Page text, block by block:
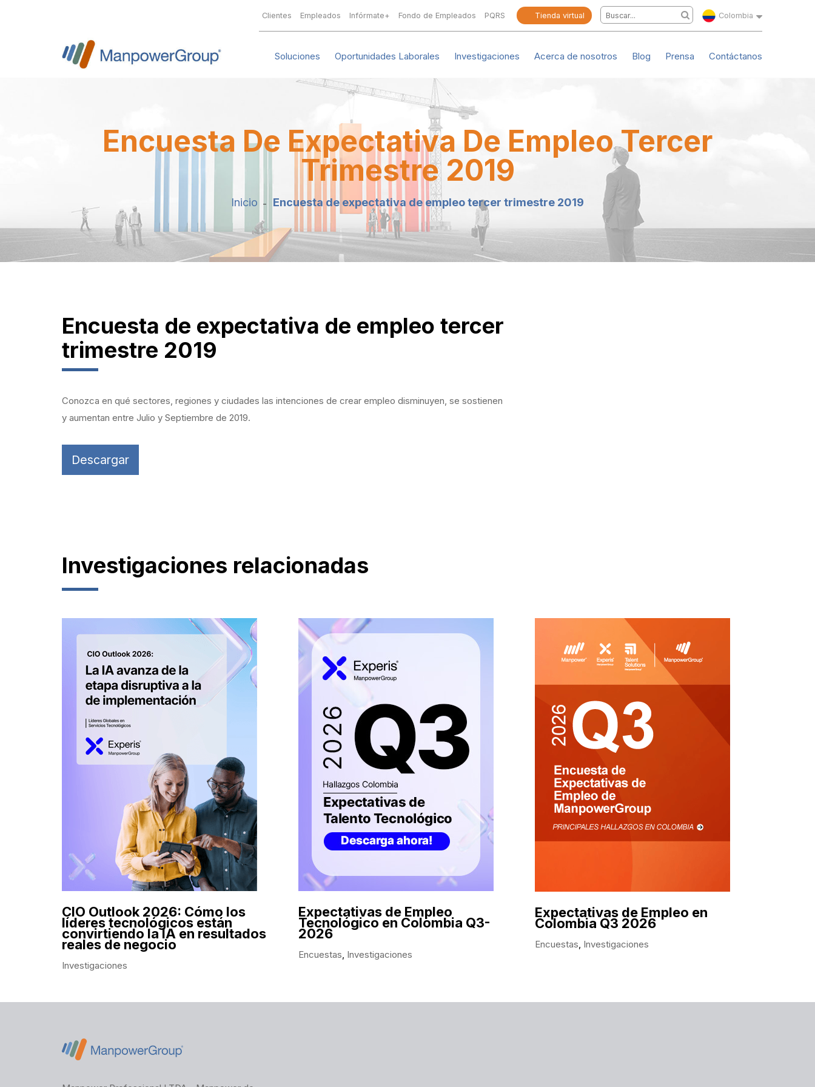
Clientes Empleados Infórmate+ Fondo de Empleados PQRS Tienda virtual Colombia
Soluciones Oportunidades Laborales Investigaciones Acerca de nosotros Blog Prensa Contáctanos
Encuesta De Expectativa De Empleo Tercer
Trimestre 2019
Inicio Encuesta de expectativa de empleo tercer trimestre 2019
Encuesta de expectativa de empleo tercer
trimestre 2019
Conozca en qué sectores, regiones y ciudades las intenciones de crear empleo disminuyen, se sostienen
y aumentan entre Julio y Septiembre de 2019.
Descargar
Investigaciones relacionadas
CIO Outlook 2026: Cómo los
líderes tecnológicos están
convirtiendo la IA en resultados
reales de negocio
Investigaciones
Expectativas de Empleo
Tecnológico en Colombia Q3-
2026
Encuestas Investigaciones
Expectativas de Empleo en
Colombia Q3 2026
Encuestas Investigaciones